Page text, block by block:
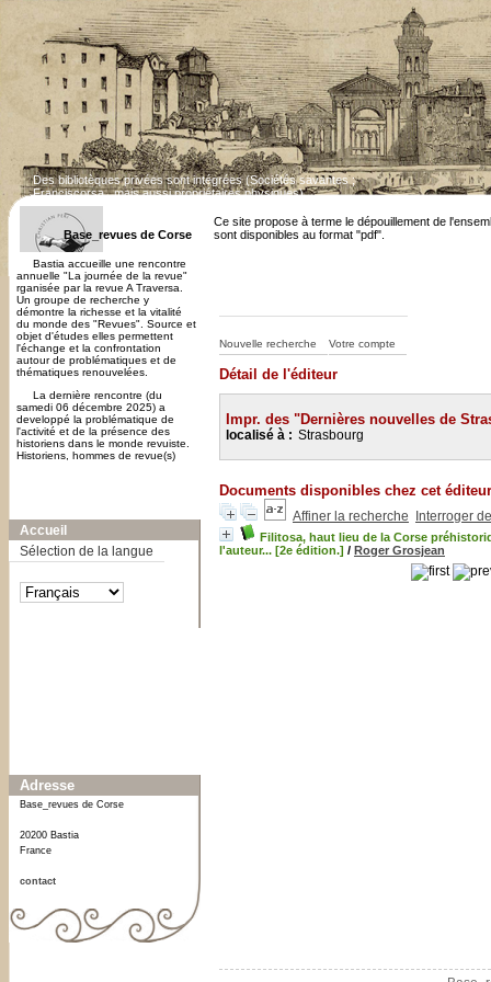
Ce site propose à terme le dépouillement de
sont disponibles au format "pdf".
Des bibliotèques privées sont intégrées (Sociétés savantes ;
Franciscorsa...mais aussi propriétaires physiques)
Nouvelle recherche Votre compte
Détail de l'éditeur
Impr. des "Dernières nouvelles de
localisé à : Strasbourg
Documents disponibles chez cet éditeur
Affiner la recherche Interroger
Filitosa, haut lieu de la Corse
l'auteur... [2e édition.] / Roger Grosjean
Base_revues de Corse
Bastia accueille une rencontre
annuelle "La journée de la revue"
rganisée par la revue A Traversa.
Un groupe de recherche y
démontre la richesse et la vitalité
du monde des "Revues". Source et
objet d'études elles permettent
l'échange et la confrontation
autour de problématiques et de
thématiques renouvelées.
La dernière rencontre (du
samedi 06 décembre 2025) a
developpé la problématique de
l'activité et de la présence des
historiens dans le monde revuiste.
Historiens, hommes de revue(s)
Accueil
Sélection de la langue
Adresse
Base_revues de Corse
20200 Bastia
France
contact